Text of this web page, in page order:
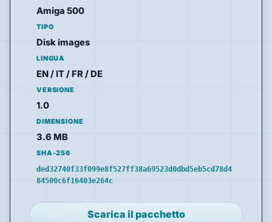
Amiga 500
TIPO
Disk images
LINGUA
EN / IT / FR / DE
VERSIONE
1.0
DIMENSIONE
3.6 MB
SHA-256
ded32740f33f099e8f527ff38a69523d0dbd5eb5cd78d4
84500c6f16403e264c
Scarica il pacchetto